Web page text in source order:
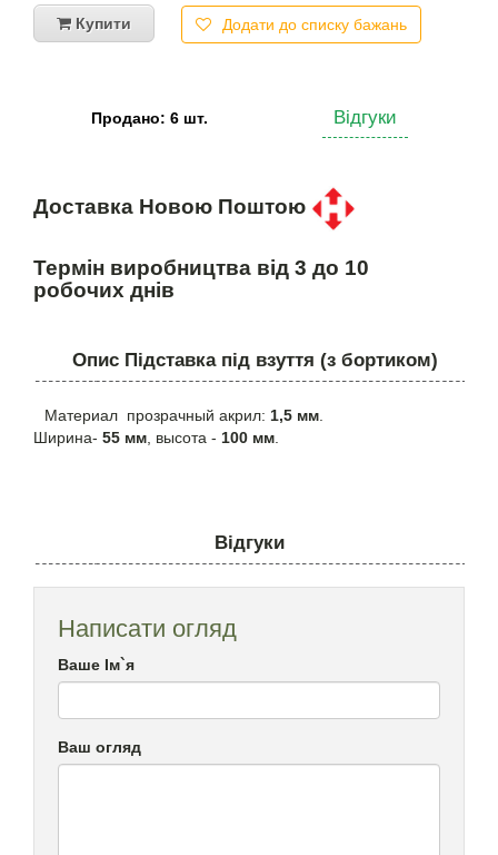
Купити Додати до списку бажань
Продано: 6 шт. Відгуки
Доставка Новою Поштою
Термін виробництва від 3 до 10
робочих днів
Опис Підставка під взуття (з бортиком)
Материал прозрачный акрил: 1,5 мм
Ширина- 55 мм , высота - 100 мм
Відгуки
Написати огляд
Ваше Ім`я
Ваш огляд